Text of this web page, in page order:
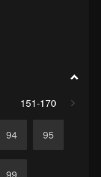
151-170
94 95